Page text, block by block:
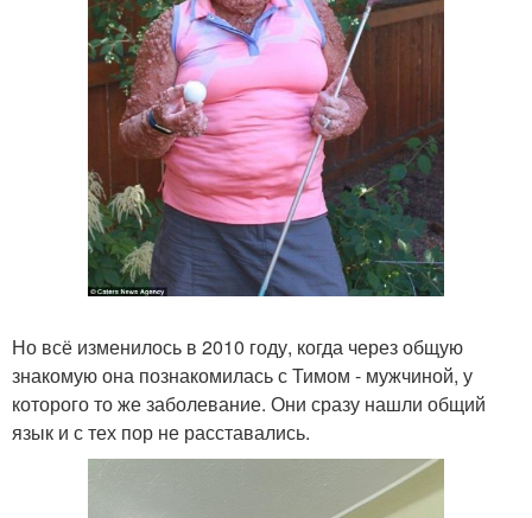
Но всё изменилось в 2010 году, когда через общую
знакомую она познакомилась с Тимом - мужчиной, у
которого то же заболевание. Они сразу нашли общий
язык и с тех пор не расставались.